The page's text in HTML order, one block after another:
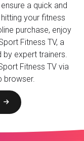
a quick and
your fitness
purchase, enjoy
Fitness TV, a
expert trainers.
Fitness TV via
browser.
